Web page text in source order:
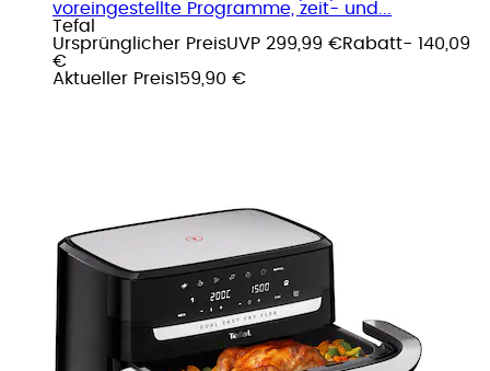
voreingestellte Programme, zeit- und...
Tefal
Ursprünglicher PreisUVP 299,99 €Rabatt- 140,09
€
Aktueller Preis159,90 €